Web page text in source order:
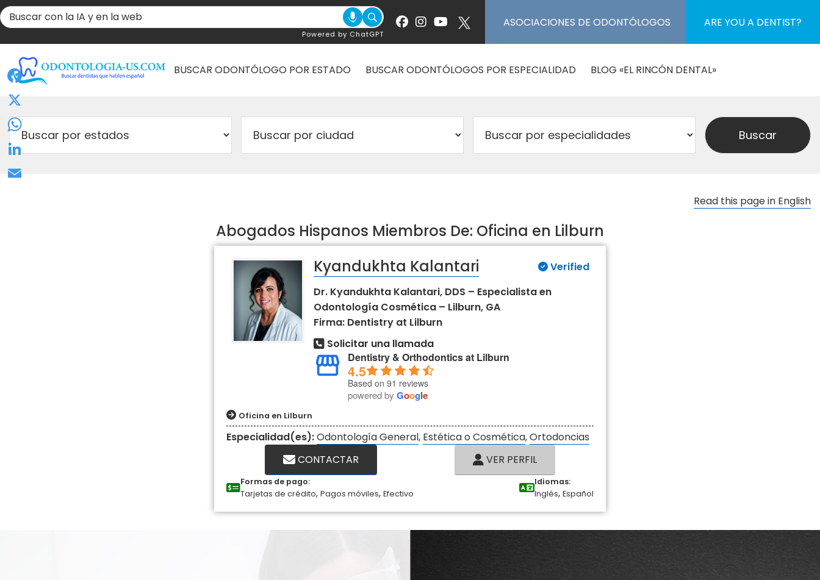
Powered by ChatGPT
ASOCIACIONES DE ODONTÓLOGOS ARE YOU A DENTIST?
BUSCAR ODONTÓLOGO POR ESTADO BUSCAR ODONTÓLOGOS POR ESPECIALIDAD BLOG «EL RINCÓN DENTAL»
Read this page in English
Abogados Hispanos Miembros De: Oficina en Lilburn
Kyandukhta Kalantari
Verified
Dr. Kyandukhta Kalantari, DDS – Especialista en
Odontología Cosmética – Lilburn, GA
Firma: Dentistry at Lilburn
Solicitar una llamada
Dentistry & Orthodontics at Lilburn
4.5
Based on 91 reviews
powered by Google
Oficina en Lilburn
Especialidad(es):Odontología General, Estética o Cosmética,Ortodoncias
CONTACTAR
VER PERFIL
Formas de pago:
Tarjetas de crédito, Pagos móviles, Efectivo
Idiomas:
Inglés, Español
Facebook
X
WhatsApp
LinkedIn